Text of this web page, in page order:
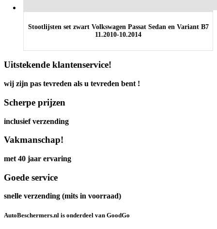
Stootlijsten set zwart Volkswagen Passat Sedan en Variant B7
11.2010-10.2014
Uitstekende klantenservice!
wij zijn pas tevreden als u tevreden bent !
Scherpe prijzen
inclusief verzending
Vakmanschap!
met 40 jaar ervaring
Goede service
snelle verzending (mits in voorraad)
AutoBeschermers.nl is onderdeel van GoodGo